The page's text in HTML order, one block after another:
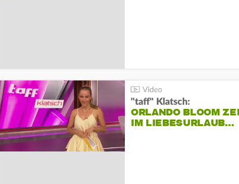
"taff" Klatsch:
ORLANDO BLOOM
IM LIEBESURLAUB…